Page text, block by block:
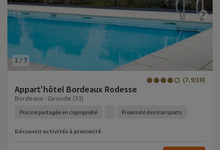
1 / 7
Appart'hôtel Bordeaux Rodesse
(7.9/10)
Bordeaux - Gironde (33)
Piscine partagée en copropriété Proximité des transports
Découvrir activités à proximité